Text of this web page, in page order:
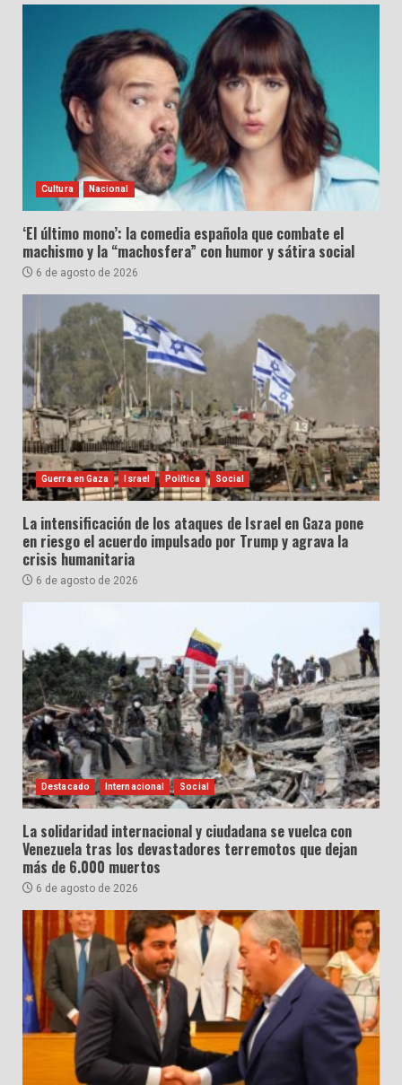
Cultura Nacional
‘El último mono’: la comedia española que combate el
machismo y la “machosfera” con humor y sátira social
6 de agosto de 2026
Guerra en Gaza Israel Política Social
La intensificación de los ataques de Israel en Gaza pone
en riesgo el acuerdo impulsado por Trump y agrava la
crisis humanitaria
6 de agosto de 2026
Destacado Internacional Social
La solidaridad internacional y ciudadana se vuelca con
Venezuela tras los devastadores terremotos que dejan
más de 6.000 muertos
6 de agosto de 2026